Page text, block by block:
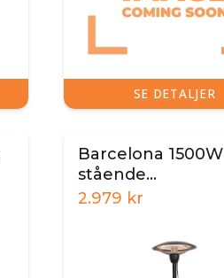
SE DETALJER
Barcelona 1500W
stående
terrassevarmer
2.979 kr